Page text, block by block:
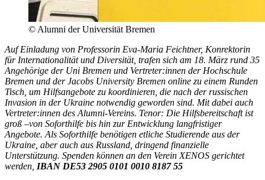
© Alumni der Universität Bremen
Auf Einladung von Professorin Eva-Maria Feichtner, Konrektorin
für Internationalität und Diversität, trafen sich am 18. März rund 35
Angehörige der Uni Bremen und Vertreter:innen der Hochschule
Bremen und der Jacobs University Bremen online zu einem Runden
Tisch, um Hilfsangebote zu koordinieren, die nach der russischen
Invasion in der Ukraine notwendig geworden sind. Mit dabei auch
Vertreter:innen des Alumni-Vereins. Tenor: Die Hilfsbereitschaft ist
groß –von Soforthilfe bis hin zur Entwicklung langfristiger
Angebote. Als Soforthilfe benötigen etliche Studierende aus der
Ukraine, aber auch aus Russland, dringend finanzielle
Unterstützung. Spenden können an den Verein XENOS gerichtet
werden, IBAN DE53 2905 0101 0010 8187 55